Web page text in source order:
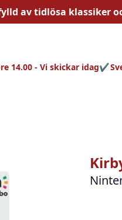
avtidlösa klassiker
14.00 - Vi skickar idag